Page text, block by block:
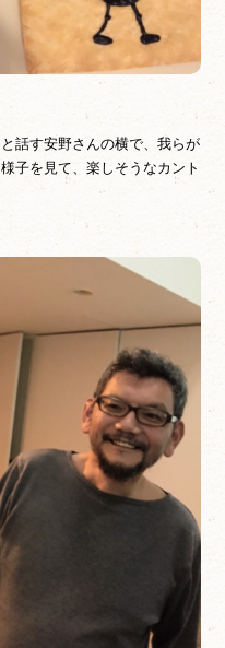
話す安野さんの横で、我らが
子を見て、楽しそうなカント